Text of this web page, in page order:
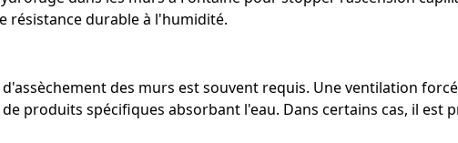
résistance durable à l'humidité.
des murs est souvent requis. Une ventilation
produits spécifiques absorbant l'eau. Dans certains cas, il est